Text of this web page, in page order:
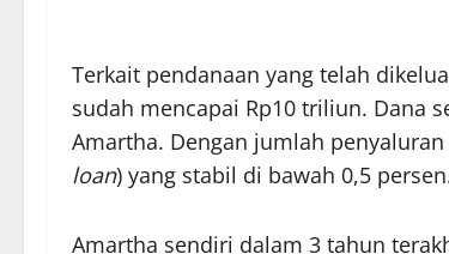
Terkait pendanaan yang telah
sudah mencapai Rp10 triliun. Dana
Amartha. Dengan jumlah
loan) yang stabil di bawah 0,5
Amartha sendiri dalam 3 tahun